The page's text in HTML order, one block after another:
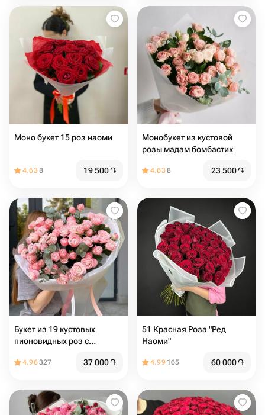
Моно букет 15 роз наоми
4.638 19 500֏
Монобукет из кустовой
розы мадам бомбастик
4.638 23 500֏
Букет из 19 кустовых
пионовидных роз с
«Нежности для тебя»
4.96327 37 000֏
51 Красная Роза "Ред
Наоми"
4.99 165 60 000֏